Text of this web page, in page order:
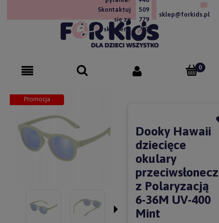
Skontaktuj
się ze
sklepem!
509
779
757
sklep@forkids.pl
Promocja
Dooky Hawaii
dziecięce
okulary
z Polaryzacją
6-36M UV-400
Mint